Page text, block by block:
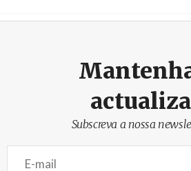
Subscreva a nossa